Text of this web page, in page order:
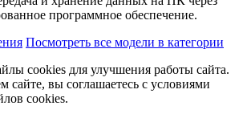
программное обеспечение.
Посмотреть все модели в категории
cookies для улучшения работы сайта.
сайте, вы соглашаетесь с условиями
cookies.